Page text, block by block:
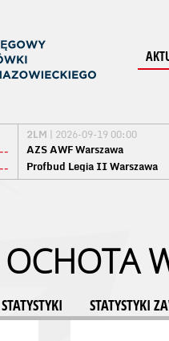
2LM | 2026-09-19 00:00
AZS AWF Warszawa
Profbud Legia II Warszawa
STATYSTYKI STATYSTYKI